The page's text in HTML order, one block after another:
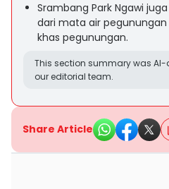
Srambang Park Ngawi
dari mata air
khas pegunungan.
This section summary was
our editorial team.
Share Article